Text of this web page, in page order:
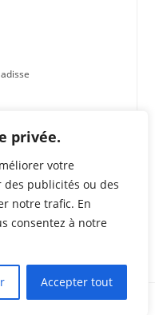
privée.
votre
publicités ou des
notre trafic. En
consentez à notre
Accepter tout
Animation pour la collectivité